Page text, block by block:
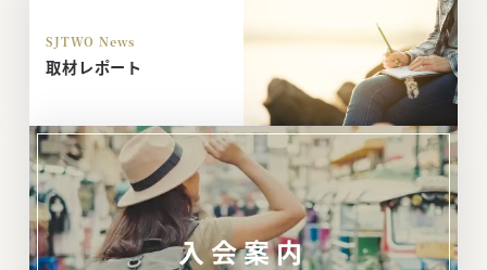
SJTWO News
取材レポート
入会案内